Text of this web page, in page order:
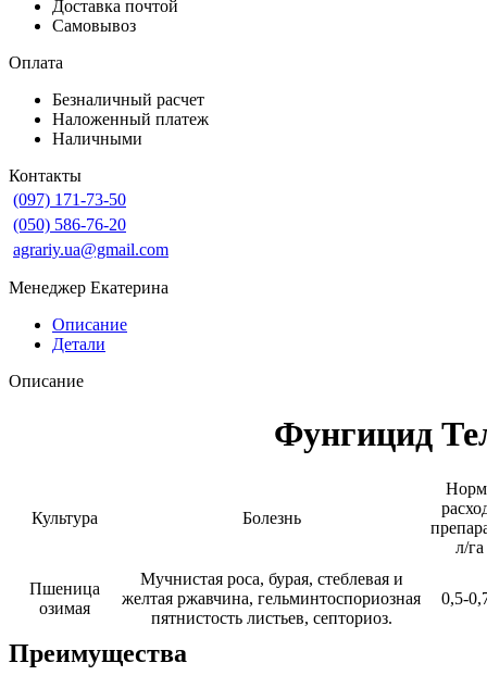
Доставка почтой
Самовывоз
Оплата
Безналичный расчет
Наложенный платеж
Наличными
Контакты
(097) 171-73-50
(050) 586-76-20
agrariy.ua@gmail.com
Менеджер Екатерина
Описание
Детали
Описание
Фунгицид
Культура Болезнь
л/га
Пшеница
озимая
Мучнистая роса, бурая, стеблевая и
желтая ржавчина, гельминтоспориозная
пятнистость листьев, септориоз.
0,5-
Преимущества